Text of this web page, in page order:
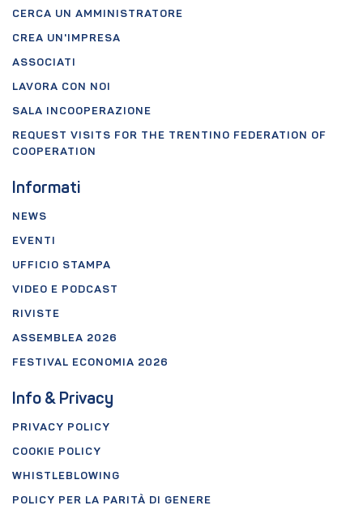
CERCA UN AMMINISTRATORE
CREA UN'IMPRESA
ASSOCIATI
LAVORA CON NOI
SALA INCOOPERAZIONE
REQUEST VISITS FOR THE TRENTINO FEDERATION OF
COOPERATION
Informati
NEWS
EVENTI
UFFICIO STAMPA
VIDEO E PODCAST
RIVISTE
ASSEMBLEA 2026
FESTIVAL ECONOMIA 2026
Info & Privacy
PRIVACY POLICY
COOKIE POLICY
WHISTLEBLOWING
POLICY PER LA PARITÀ DI GENERE